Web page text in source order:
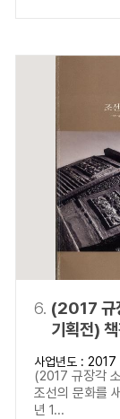
6. (2017 규
기획전)
새기다
사업년도 : 2017
(2017 규장각
조선의 문화를
년 1...